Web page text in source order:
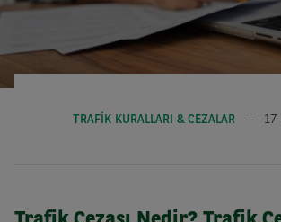
TRAFIK KURALLARI & CEZALAR 17